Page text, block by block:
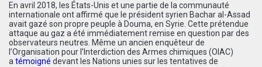
En avril 2018, les États-Unis et une partie de la communauté
internationale ont affirmé que le président syrien Bachar al-Assad
avait gazé son propre peuple à Douma, en Syrie. Cette prétendue
attaque au gaz a été immédiatement remise en question par des
observateurs neutres. Même un ancien enquêteur de
l’Organisation pour l’Interdiction des Armes chimiques (OIAC)
atémoigné devant les Nations unies sur les tentatives de